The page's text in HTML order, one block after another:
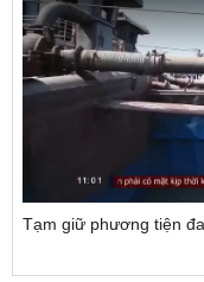
Tạm giữ phương tiện